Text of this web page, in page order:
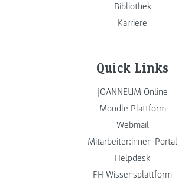
Bibliothek
Karriere
Quick Links
JOANNEUM Online
Moodle Plattform
Webmail
Mitarbeiter:innen-Portal
Helpdesk
FH Wissensplattform